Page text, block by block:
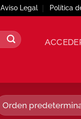
Aviso Legal Política